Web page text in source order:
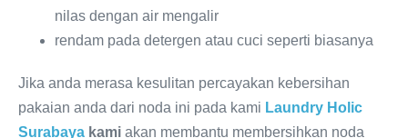
nilas dengan air mengalir
rendam pada detergen atau cuci seperti biasanya
Jika anda merasa kesulitan percayakan kebersihan
pakaian anda dari noda ini pada kami Laundry Holic
Surabaya kami akan membantu membersihkan noda